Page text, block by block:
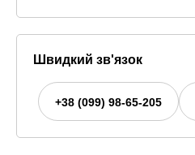
Швидкий зв'язок
+38 (099) 98-65-205